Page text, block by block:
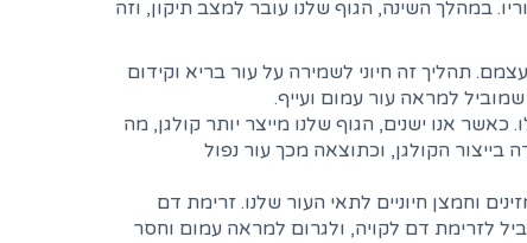
במהלך השינה, הגוף שלנו עובר למצב תיקון, וזה
תהליך זה חיוני לשמירה על עור בריא וקידום
למראה עור עמום ועייף.
אנו ישנים, הגוף שלנו מייצר יותר קולגן, מה
בייצור הקולגן, וכתוצאה מכך עור נפול
וחמצן חיוניים לתאי העור שלנו. זרימת דם
לזרימת דם לקויה, ולגרום למראה עמום וחסר